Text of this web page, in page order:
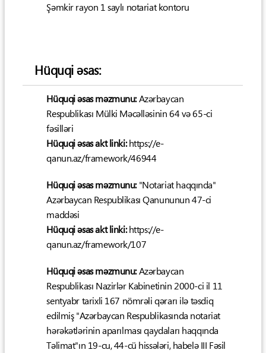
Şəmkir rayon 1 saylı notariat kontoru
Hüquqi əsas:
Hüquqi əsas məzmunu:Azərbaycan
Respublikası Mülki Məcəlləsinin 64 və 65-ci
fəsilləri
Hüquqi əsas akt linki:https://e-
qanun.az/framework/46944
Hüquqi əsas məzmunu:"Notariat haqqında"
Azərbaycan Respublikası Qanununun 47-ci
maddəsi
Hüquqi əsas akt linki:https://e-
qanun.az/framework/107
Hüquqi əsas məzmunu:Azərbaycan
Respublikası Nazirlər Kabinetinin 2000-ci il 11
sentyabr tarixli 167 nömrəli qərarı ilə təsdiq
edilmiş "Azərbaycan Respublikasında notariat
hərəkətlərinin aparılması qaydaları haqqında
Təlimat"ın 19-cu, 44-cü hissələri, habelə III Fəsil